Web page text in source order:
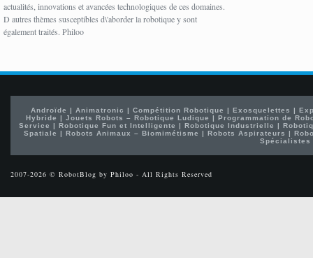
actualités, innovations et avancées technologiques de ces domaines.
D autres thèmes susceptibles d\'aborder la robotique y sont
également traités. Philoo
Androïde | Animatronic | Compétition Robotique | Exosquelettes |
Hybride |Jouets Robots – Robotique Ludique |Programmation de
Service | Robotique Fun et Intelligente | Robotique Industrielle |
Spatiale | Robots Animaux – Biomimétisme | Robots Aspirateurs |
Spécialistes
2007-2026 © RobotBlog by Philoo - All Rights Reserved